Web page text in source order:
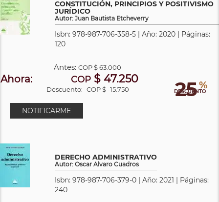
CONSTITUCIÓN, PRINCIPIOS Y POSITIVISMO
JURÍDICO
Autor: Juan Bautista Etcheverry
Isbn: 978-987-706-358-5 | Año: 2020 | Páginas:
120
25 %
DESCUENTO
Antes:COP$ 63.000
Ahora: COP $ 47.250
Descuento: COP $ -15.750
NOTIFICARME
DERECHO ADMINISTRATIVO
Autor: Oscar Alvaro Cuadros
Isbn: 978-987-706-379-0 | Año: 2021 | Páginas:
240